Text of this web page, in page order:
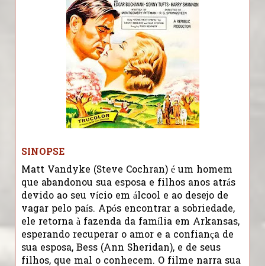
SINOPSE
Matt Vandyke (Steve Cochran) é um homem
que abandonou sua esposa e filhos anos atrás
devido ao seu vício em álcool e ao desejo de
vagar pelo país. Após encontrar a sobriedade,
ele retorna à fazenda da família em Arkansas,
esperando recuperar o amor e a confiança de
sua esposa, Bess (Ann Sheridan), e de seus
filhos, que mal o conhecem. O filme narra sua